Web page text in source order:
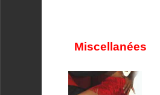
Miscellanées